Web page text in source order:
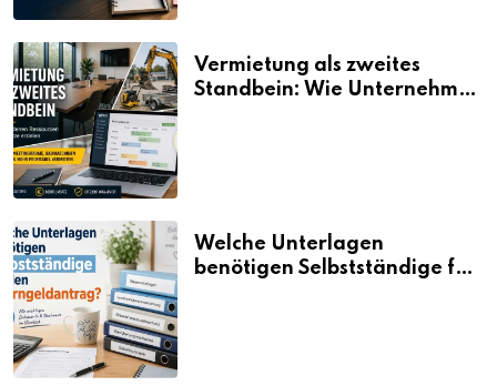
Vermietung als zweites
Standbein: Wie Unternehmen
Welche Unterlagen
benötigen Selbstständige für